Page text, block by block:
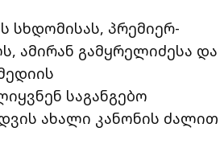
სხდომისას, პრემიერ-
ამირან გამყრელიძესა და
საგანგებო
ახალი კანონის ძალით